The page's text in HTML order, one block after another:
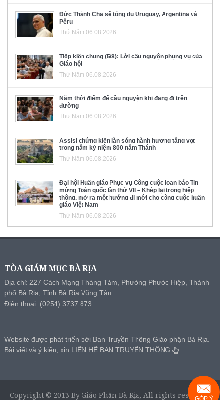
Đức Thánh Cha sẽ tông du Uruguay, Argentina và
Pêru
Thứ Năm 06.08.2026
Tiếp kiến chung (5/8): Lời cầu nguyện phụng vụ của
Giáo hội
Thứ Năm 06.08.2026
Năm thời điểm để cầu nguyện khi đang đi trên
đường
Thứ Năm 06.08.2026
Assisi chứng kiến làn sóng hành hương tăng vọt
trong năm kỷ niệm 800 năm Thánh
Thứ Năm 06.08.2026
Đại hội Huấn giáo Phục vụ Công cuộc loan báo Tin
mừng Toàn quốc lần thứ VII – Khép lại trong hiệp
thông, mở ra một hướng đi mới cho công cuộc huấn
giáo Việt Nam
Thứ Năm 06.08.2026
TÒA GIÁM MỤC BÀ RỊA
Địa chỉ: 227 Cách Mạng Tháng Tám, Phường Phước Hiệp, Thành
phố Bà Rịa, Tỉnh Bà Rịa Vũng Tàu.
Điện thoại: (0254) 3737 873
Website được phát triển bởi Ban Truyền Thông Giáo phận Bà Rịa.
Bài viết và ý kiến, xin LIÊN HỆ BAN TRUYỀN THÔNG
Copyright © 2013 By Giáo Phận Bà Rịa, All rights reserved.
GÓP Ý